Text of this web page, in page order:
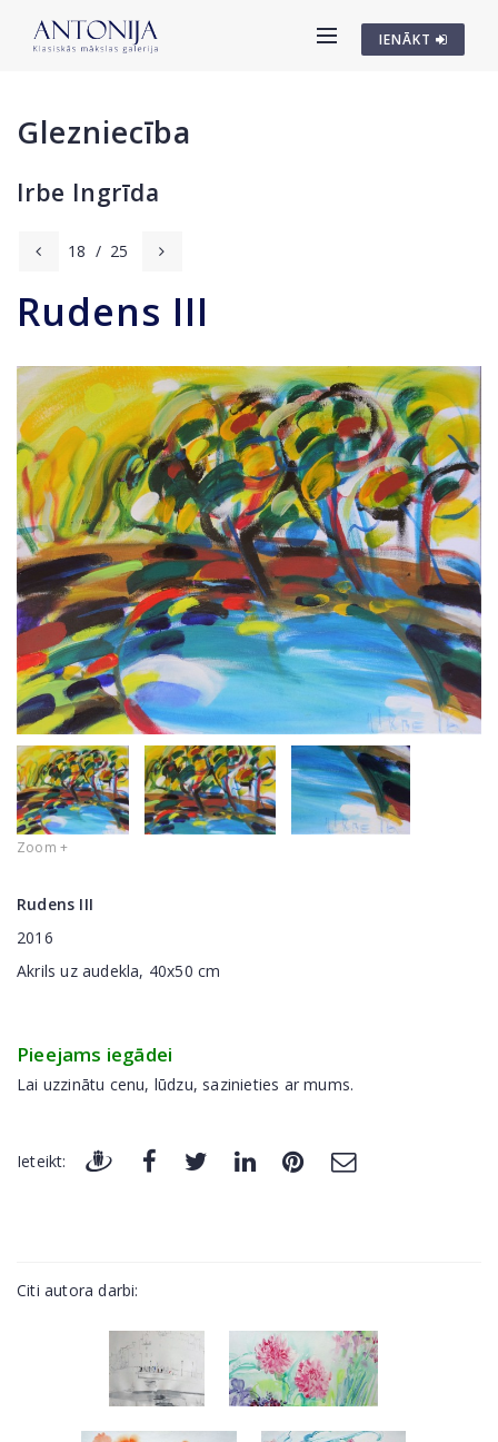
IENĀKT
Glezniecība
Irbe Ingrīda
18 / 25
Rudens III
Zoom +
Rudens III
2016
Akrils uz audekla, 40x50 cm
Pieejams iegādei
Lai uzzinātu cenu, lūdzu, sazinieties ar mums.
Ieteikt:
Citi autora darbi: